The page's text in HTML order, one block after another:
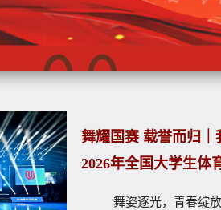
舞耀国赛 载誉而归｜
2026年全国大学生体
舞姿逐光，青春绽